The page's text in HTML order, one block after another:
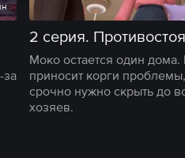
за
2 серия.
Моко остается один
приносит корги
срочно нужно скрыть до
хозяев.